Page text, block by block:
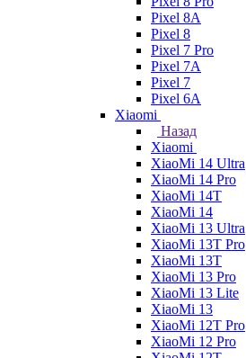
Pixel 8A
Pixel 8
Pixel 7 Pro
Pixel 7A
Pixel 7
Pixel 6A
Xiaomi
Назад
Xiaomi
XiaoMi 14 Ultra
XiaoMi 14 Pro
XiaoMi 14T
XiaoMi 14
XiaoMi 13 Ultra
XiaoMi 13T Pro
XiaoMi 13T
XiaoMi 13 Pro
XiaoMi 13 Lite
XiaoMi 13
XiaoMi 12T Pro
XiaoMi 12 Pro